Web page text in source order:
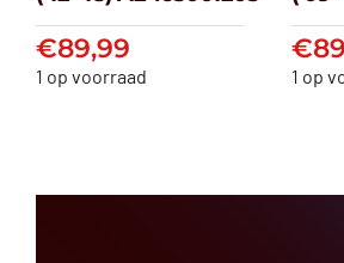
(’12-’18) A2465001203
€89,99
€89,99
1 op voorraad
€
1 op